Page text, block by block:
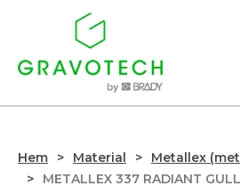
Hem Material
Metallex
METALLEX 337 RADIANT